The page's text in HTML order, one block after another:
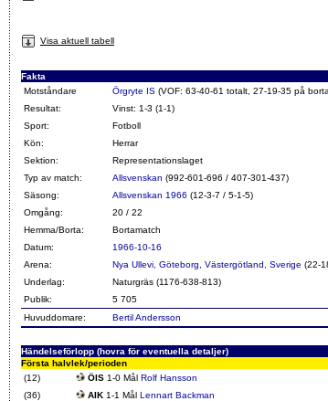
Visa aktuell tabell
Fakta
Motståndare
Örgryte IS (VOF: 63-40-61 totalt, 27-19-35 på
Resultat:
Vinst: 1-3 (1-1)
Sport:
Fotboll
Kön:
Herrar
Sektion:
Representationslaget
Typ av match:
Allsvenskan (992-601-696 / 407-301-437)
Säsong:
Allsvenskan 1966 (12-3-7 / 5-1-5)
Omgång:
20 / 22
Hemma/Borta:
Bortamatch
Datum:
1966-10-16
Arena:
Nya Ullevi, Göteborg, Västergötland, Sverige (22-
Underlag:
Naturgräs (1176-638-813)
Publik:
5 705
Huvuddomare:
Bertil Andersson
Händelseförlopp (hovra för eventuella detaljer)
Första halvlek/perioden
(12)
ÖIS 1-0 Mål Rolf Hansson
(36)
AIK 1-1 Mål Lennart Backman